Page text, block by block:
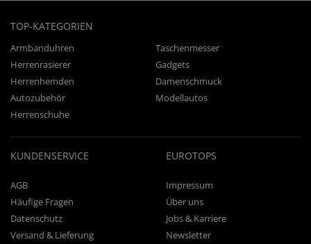
TOP-KATEGORIEN
Armbanduhren
Taschenmesser
Herrenrasierer
Gadgets
Herrenhemden
Damenschmuck
Autozubehör
Modellautos
Herrenschuhe
KUNDENSERVICE
AGB
Häufige Fragen
Datenschutz
Versand & Lieferung
EUROTOPS
Impressum
Über uns
Jobs & Karriere
Newsletter